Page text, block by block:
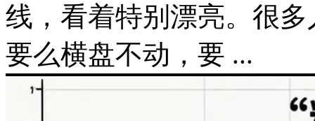
线，看着特别漂亮。很
要么横盘不动，要 ...